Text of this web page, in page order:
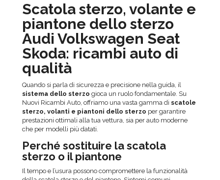
Scatola sterzo, volante e
piantone dello sterzo
Audi Volkswagen Seat
Skoda: ricambi auto di
qualità
Quando si parla di sicurezza e precisione nella guida, il
sistema dello sterzo gioca un ruolo fondamentale. Su
Nuovi Ricambi Auto, offriamo una vasta gamma di scatole
sterzo, volanti e piantoni dello sterzo per garantire
prestazioni ottimali alla tua vettura, sia per auto moderne
che per modelli più datati.
Perché sostituire la scatola
sterzo o il piantone
Il tempo e l’usura possono compromettere la funzionalità